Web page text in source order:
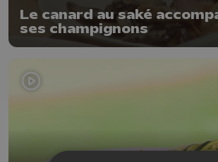
Le canard au saké
ses champignons